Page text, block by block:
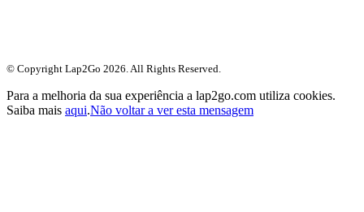
© Copyright Lap2Go 2026 . All Rights Reserved.
Para a melhoria da sua experiência a lap2go.com utiliza cookies.
Saiba mais aqui.Não voltar a ver esta mensagem